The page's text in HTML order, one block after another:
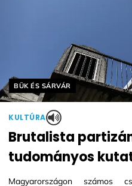
Helyszín címkék:
BÜK ÉS SÁRVÁR
KULTÚRA
Brutalista
tudományos
Magyarországon számos